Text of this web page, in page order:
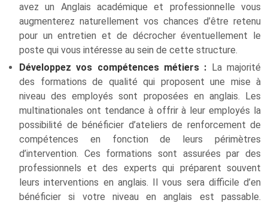
avez un Anglais académique et professionnelle vous
augmenterez naturellement vos chances d’être retenu
pour un entretien et de décrocher éventuellement le
poste qui vous intéresse au sein de cette structure.
Développez vos compétences métiers : La majorité
des formations de qualité qui proposent une mise à
niveau des employés sont proposées en anglais. Les
multinationales ont tendance à offrir à leur employés la
possibilité de bénéficier d’ateliers de renforcement de
compétences en fonction de leurs périmètres
d’intervention. Ces formations sont assurées par des
professionnels et des experts qui préparent souvent
leurs interventions en anglais. Il vous sera difficile d’en
bénéficier si votre niveau en anglais est passable.